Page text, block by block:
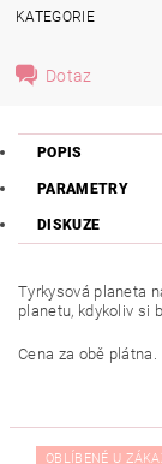
KATEGORIE
Dotaz
POPIS
PARAMETRY
DISKUZE
Tyrkysová planeta
planetu, kdykoliv si
Cena za obě plátna.
OBLÍBENÉ U